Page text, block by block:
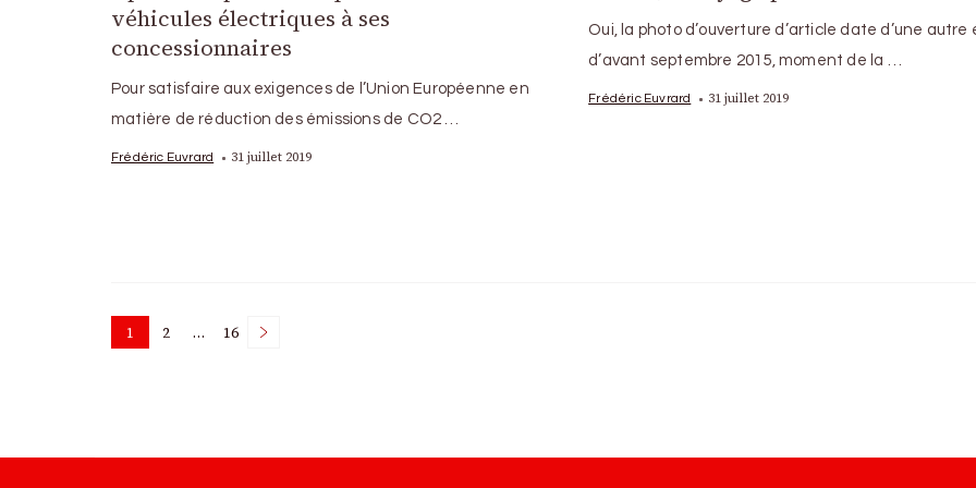
véhicules électriques à ses
concessionnaires
Pour satisfaire aux exigences de l’Union Européenne en
matière de réduction des émissions de CO2 …
Frédéric Euvrard 31 juillet 2019
Oui, la photo d’ouverture d’article date d’une autre
d’avant septembre 2015, moment de la …
Frédéric Euvrard 31 juillet 2019
Posts
Page
1 Page
2 … Page
16